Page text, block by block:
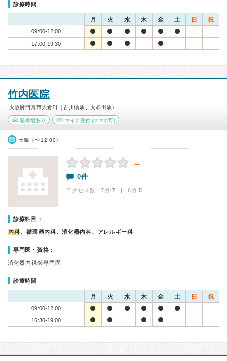
診療時間
月 火 水 木 金 土 日 祝
09:00-12:00
17:00-19:30
竹内医院
大阪府門真市大倉町（古川橋駅、大和田駅）
駐車場あり マイナ受付(スマホ可)
土曜（〜12:00）
－
0件
アクセス数 7月:7 | 6月:5
診療科目：
内科、循環器内科、消化器内科、アレルギー科
専門医・資格：
消化器内視鏡専門医
診療時間
月 火 水 木 金 土 日 祝
09:00-12:00
16:30-19:00